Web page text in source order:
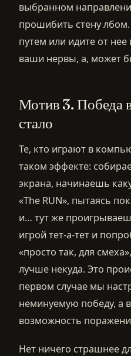
выбранном
прошибить стену
путем или идите от
ваши нервы, а, может
Мотив 3. Победа
стало
Те, кто играют в
таком эффекте:
экрана, начинаешь
«The RUN», пытаясь
и… тут же
игрой тет-а-тет и
«просто так, для
лучше некуда. Это
первом случае мы
неминуемую победу, а
возможность
Нет ничего страшнее